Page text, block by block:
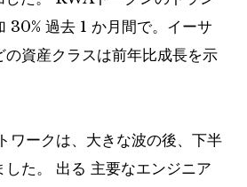
30% 過去 1 か月間で。イーサ
の資産クラスは前年比成長を示
ワークは、大きな波の後、下半
た。 出る 主要なエンジニア